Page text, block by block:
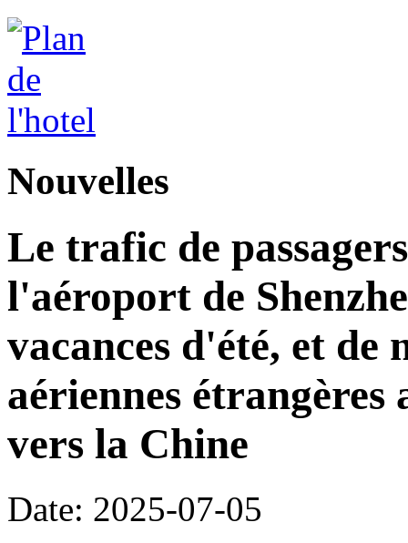
Nouvelles
Le trafic de
l'aéroport de
vacances d'été, et de
aériennes
vers la Chine
Date: 2025-07-05